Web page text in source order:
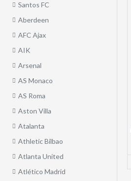
Santos FC
Aberdeen
AFC Ajax
AIK
Arsenal
AS Monaco
AS Roma
Aston Villa
Atalanta
Athletic Bilbao
Atlanta United
Atlético Madrid